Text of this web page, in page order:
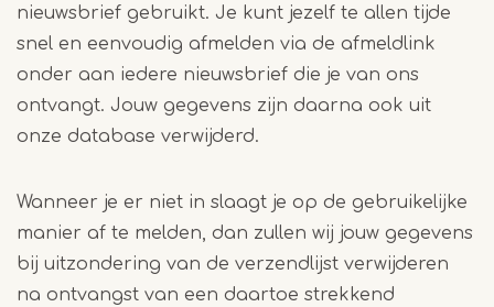
nieuwsbrief gebruikt. Je kunt jezelf te allen tijde
snel en eenvoudig afmelden via de afmeldlink
onder aan iedere nieuwsbrief die je van ons
ontvangt. Jouw gegevens zijn daarna ook uit
onze database verwijderd.
Wanneer je er niet in slaagt je op de gebruikelijke
manier af te melden, dan zullen wij jouw gegevens
bij uitzondering van de verzendlijst verwijderen
na ontvangst van een daartoe strekkend